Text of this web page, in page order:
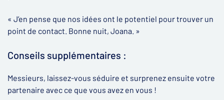
« J’en pense que nos idées ont le potentiel pour trouver un
point de contact. Bonne nuit, Joana. »
Conseils supplémentaires :
Messieurs, laissez-vous séduire et surprenez ensuite votre
partenaire avec ce que vous avez en vous !